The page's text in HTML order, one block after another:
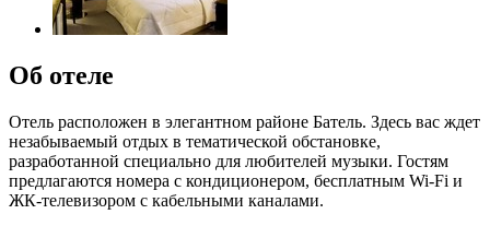
Об отеле
Отель расположен в элегантном районе Батель. Здесь вас ждет
незабываемый отдых в тематической обстановке,
разработанной специально для любителей музыки. Гостям
предлагаются номера с кондиционером, бесплатным Wi-Fi и
ЖК-телевизором с кабельными каналами.